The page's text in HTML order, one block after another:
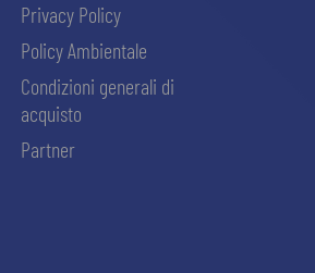
Privacy Policy
Policy Ambientale
Condizioni generali di
acquisto
Partner